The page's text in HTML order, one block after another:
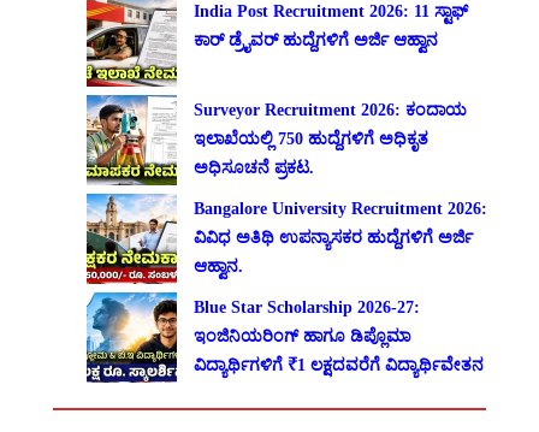
India Post Recruitment 2026: 11 ಸ್ಟಾಫ್
ಕಾರ್ ಡ್ರೈವರ್ ಹುದ್ದೆಗಳಿಗೆ ಅರ್ಜಿ ಆಹ್ವಾನ
Surveyor Recruitment 2026: ಕಂದಾಯ
ಇಲಾಖೆಯಲ್ಲಿ 750 ಹುದ್ದೆಗಳಿಗೆ ಅಧಿಕೃತ
ಅಧಿಸೂಚನೆ ಪ್ರಕಟ.
Bangalore University Recruitment 2026:
ವಿವಿಧ ಅತಿಥಿ ಉಪನ್ಯಾಸಕರ ಹುದ್ದೆಗಳಿಗೆ ಅರ್ಜಿ
ಆಹ್ವಾನ.
Blue Star Scholarship 2026-27:
ಇಂಜಿನಿಯರಿಂಗ್ ಹಾಗೂ ಡಿಪ್ಲೊಮಾ
ವಿದ್ಯಾರ್ಥಿಗಳಿಗೆ ₹1 ಲಕ್ಷದವರೆಗೆ ವಿದ್ಯಾರ್ಥಿವೇತನ